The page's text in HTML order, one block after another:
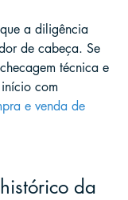
a diligência
de cabeça. Se
técnica e
com
e venda de
da